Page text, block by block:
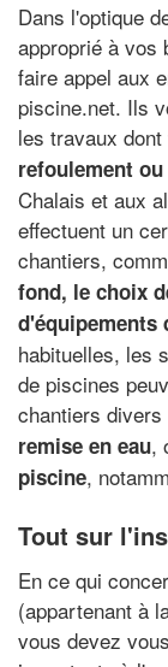
Dans l'optique
approprié à vos
faire appel aux
piscine.net. Ils
les travaux
refoulement
Chalais et aux
effectuent un
chantiers,
fond, le choix
d'équipements
habituelles, les
de piscines
chantiers divers
remise en eau,
piscine,
Tout sur
En ce qui
(appartenant à
vous devez